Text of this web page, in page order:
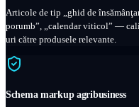
Articole de tip „ghid de
porumb”, „calendar viticol” —
uri către produsele relevante.
Schema markup agribusiness